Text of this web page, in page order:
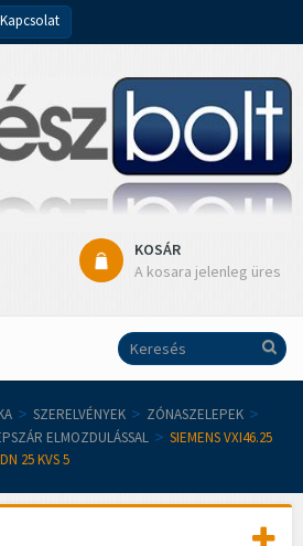
Kapcsolat
KOSÁR
A kosara jelenleg üres
> SZERELVÉNYEK > ZÓNASZELEPEK >
ELMOZDULÁSSAL > SIEMENS VXI46.25
25 KVS 5